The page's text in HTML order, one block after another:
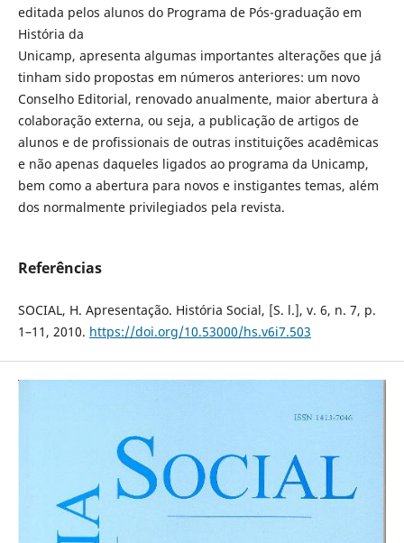
editada pelos alunos do Programa de Pós-graduação em
História da
Unicamp, apresenta algumas importantes alterações que já
tinham sido propostas em números anteriores: um novo
Conselho Editorial, renovado anualmente, maior abertura à
colaboração externa, ou seja, a publicação de artigos de
alunos e de profissionais de outras instituições acadêmicas
e não apenas daqueles ligados ao programa da Unicamp,
bem como a abertura para novos e instigantes temas, além
dos normalmente privilegiados pela revista.
Referências
SOCIAL, H. Apresentação. História Social, [S. l.], v. 6, n. 7, p.
1–11, 2010. https://doi.org/10.53000/hs.v6i7.503